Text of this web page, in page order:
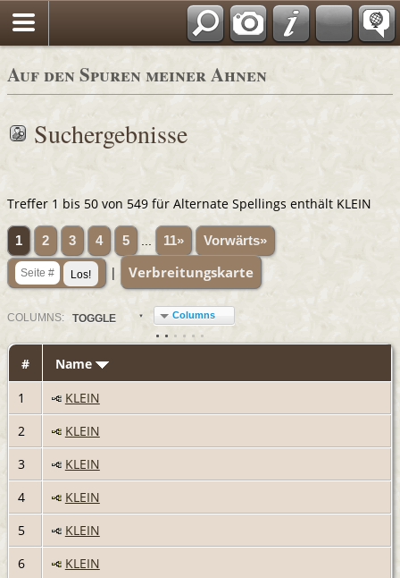
Auf den Spuren meiner Ahnen
Suchergebnisse
Treffer 1 bis 50 von 549 für Alternate Spellings enthält KLEIN
1 2 3 4 5 11» Vorwärts»
| Verbreitungskarte
COLUMN S: TOGGLE Columns
#
Name
1
KLEIN
2
KLEIN
3
KLEIN
4
KLEIN
5
KLEIN
6
KLEIN